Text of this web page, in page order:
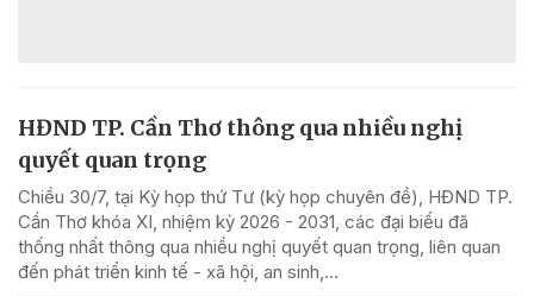
HĐND TP. Cần Thơ thông qua nhiều nghị
quyết quan trọng
Chiều 30/7, tại Kỳ họp thứ Tư (kỳ họp chuyên đề), HĐND TP.
Cần Thơ khóa XI, nhiệm kỳ 2026 - 2031, các đại biểu đã
thống nhất thông qua nhiều nghị quyết quan trọng, liên quan
đến phát triển kinh tế - xã hội, an sinh,...